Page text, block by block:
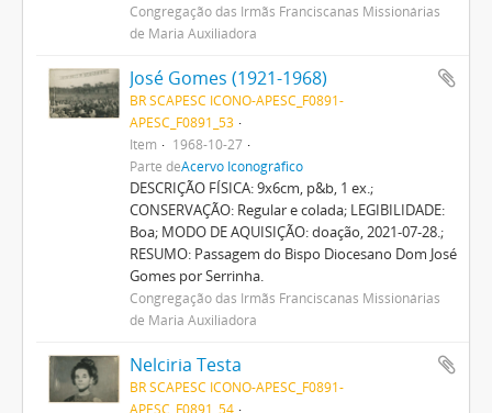
Congregação das Irmãs Franciscanas Missionárias
de Maria Auxiliadora
José Gomes (1921-1968)
BR SCAPESC ICONO-APESC_F0891-
APESC_F0891_53
Item
1968-10-27
Parte deAcervo Iconográfico
DESCRIÇÃO FÍSICA: 9x6cm, p&b, 1 ex.;
CONSERVAÇÃO: Regular e colada; LEGIBILIDADE:
Boa; MODO DE AQUISIÇÃO: doação, 2021-07-28.;
RESUMO: Passagem do Bispo Diocesano Dom José
Gomes por Serrinha.
Congregação das Irmãs Franciscanas Missionárias
de Maria Auxiliadora
Nelciria Testa
BR SCAPESC ICONO-APESC_F0891-
APESC_F0891_54